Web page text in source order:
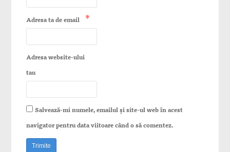
Adresa ta de email *
Adresa website-ului
tau
Salvează-mi numele, emailul și site-ul web în acest
navigator pentru data viitoare când o să comentez.